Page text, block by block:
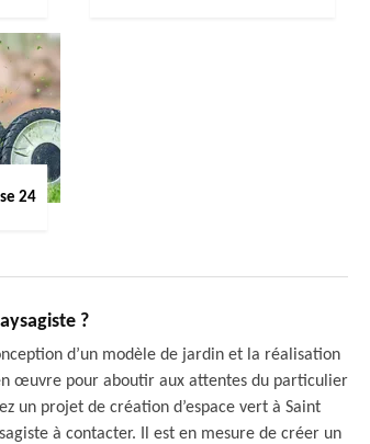
24
?
d’un modèle de jardin et la réalisation
œuvre pour aboutir aux attentes du particulier
un projet de création d’espace vert à Saint
à contacter. Il est en mesure de créer un